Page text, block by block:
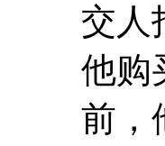
交人
他购
前，